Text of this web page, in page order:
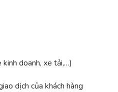
kinh doanh, xe tải,…)
dịch của khách hàng